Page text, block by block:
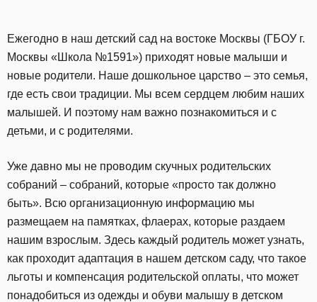
Ежегодно в наш детский сад на востоке Москвы (ГБОУ г.
Москвы «Школа №1591») приходят новые малыши и
новые родители. Наше дошкольное царство – это семья,
где есть свои традиции. Мы всем сердцем любим наших
малышей. И поэтому нам важно познакомиться и с
детьми, и с родителями.
Уже давно мы не проводим скучных родительских
собраний – собраний, которые «просто так должно
быть». Всю организационную информацию мы
размещаем на памятках, флаерах, которые раздаем
нашим взрослым. Здесь каждый родитель может узнать,
как проходит адаптация в нашем детском саду, что такое
льготы и компенсация родительской оплаты, что может
понадобиться из одежды и обуви малышу в детском